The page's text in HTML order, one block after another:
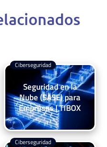
Seguridad en la
Nube (SASE) para
Empresas | TIBOX
Ciberseguridad
Ciberseguridad